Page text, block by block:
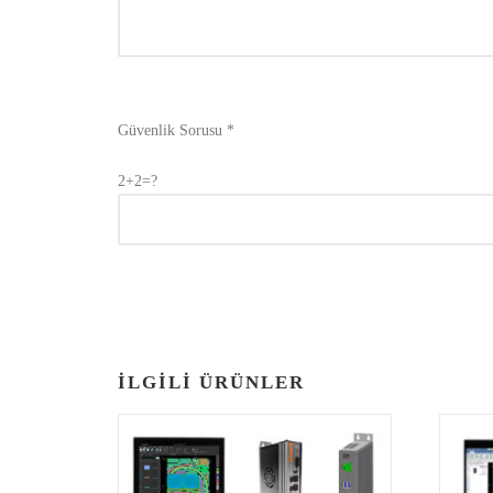
Güvenlik Sorusu *
2+2=?
İLGILI ÜRÜNLER